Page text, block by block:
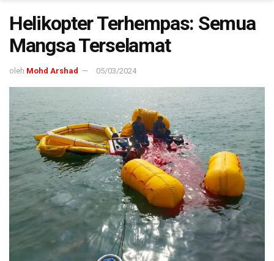
Helikopter Terhempas: Semua
Mangsa Terselamat
oleh Mohd Arshad 05/03/2024